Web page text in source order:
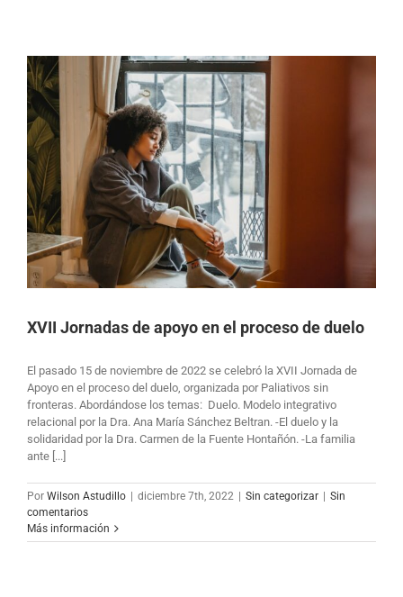
XVII Jornadas de apoyo en el proceso de duelo
El pasado 15 de noviembre de 2022 se celebró la XVII Jornada de
Apoyo en el proceso del duelo, organizada por Paliativos sin
fronteras. Abordándose los temas: Duelo. Modelo integrativo
relacional por la Dra. Ana María Sánchez Beltran. -El duelo y la
solidaridad por la Dra. Carmen de la Fuente Hontañón. -La familia
ante [...]
Por Wilson Astudillo diciembre 7th, 2022 Sin categorizar
Sin
comentarios
Más información